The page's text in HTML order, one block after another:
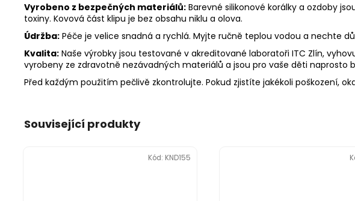
Vyrobeno z bezpečných materiálů: Barevné silikonové korálky a ozdoby
toxiny. Kovová část klipu je bez obsahu niklu a olova.
Údržba: Péče je velice snadná a rychlá. Myjte ručně teplou vodou a nechte
Kvalita: Naše výrobky jsou testované v akreditované laboratoři ITC Zlín,
vyrobeny ze zdravotně nezávadných materiálů a jsou pro vaše děti naprosto
Před každým použitím pečlivě zkontrolujte. Pokud zjistíte jakékoli poškození,
Související produkty
Kód: KND155